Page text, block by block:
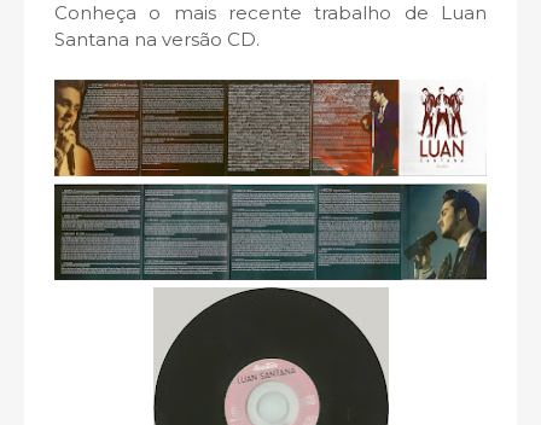
Conheça o mais recente trabalho de Luan
Santana na versão CD.